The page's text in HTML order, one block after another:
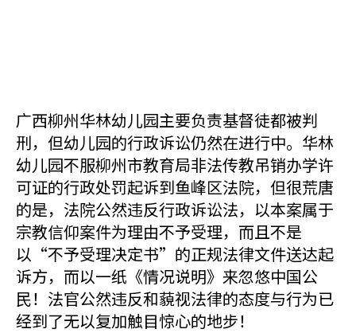
广西柳州华林幼儿园主要负责基督徒都被判
刑，但幼儿园的行政诉讼仍然在进行中。华林
幼儿园不服柳州市教育局非法传教吊销办学许
可证的行政处罚起诉到鱼峰区法院，但很荒唐
的是，法院公然违反行政诉讼法，以本案属于
宗教信仰案件为理由不予受理，而且不是
以“不予受理决定书”的正规法律文件送达起
诉方，而以一纸《情况说明》来忽悠中国公
民！法官公然违反和藐视法律的态度与行为已
经到了无以复加触目惊心的地步！